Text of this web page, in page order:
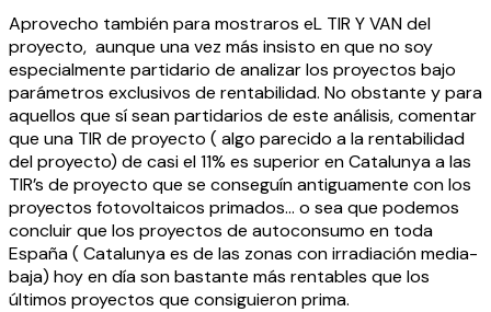
Aprovecho también para mostraros eL TIR Y VAN del
proyecto, aunque una vez más insisto en que no soy
especialmente partidario de analizar los proyectos bajo
parámetros exclusivos de rentabilidad. No obstante y para
aquellos que sí sean partidarios de este análisis, comentar
que una TIR de proyecto ( algo parecido a la rentabilidad
del proyecto) de casi el 11% es superior en Catalunya a las
TIR’s de proyecto que se conseguín antiguamente con los
proyectos fotovoltaicos primados… o sea que podemos
concluir que los proyectos de autoconsumo en toda
España ( Catalunya es de las zonas con irradiación media-
baja) hoy en día son bastante más rentables que los
últimos proyectos que consiguieron prima.